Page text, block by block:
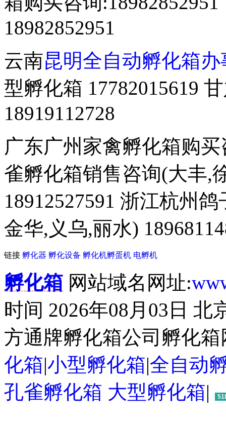
18982852951
云南昆明全自动孵化箱办
型孵化箱 17782015619
18919112728
广东广州家禽孵化箱购
雀孵化箱销售咨询(大丰,
18912527591 浙江杭州
金华,义乌,丽水)
链接 孵化器 孵化设备 孵化机孵蛋机 电孵机
孵化箱 网站域名网址:
时间 2026年08月03日
方通牌孵化箱公司孵化
化箱|小型孵化箱|全自动
孔雀孵化箱 大型孵化箱|